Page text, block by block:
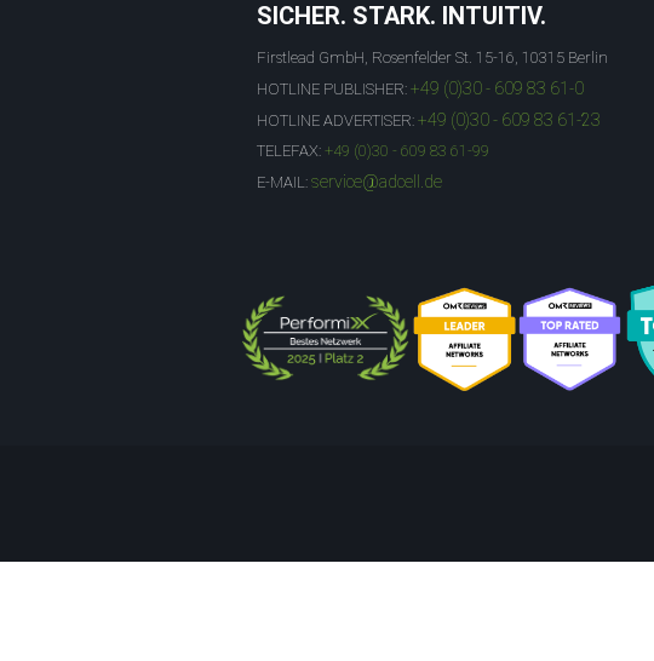
SICHER. STARK. INTUITIV.
Firstlead GmbH, Rosenfelder St. 15-16, 10315 Berlin
HOTLINE PUBLISHER: +49 (0)30 - 609 83 61-0
HOTLINE ADVERTISER: +49 (0)30 - 609 83 61-23
TELEFAX: +49 (0)30 - 609 83 61-99
E-MAIL: service@adcell.de